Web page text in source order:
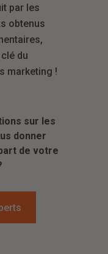
par les
obtenus
du
marketing !
sur les
donner
de votre